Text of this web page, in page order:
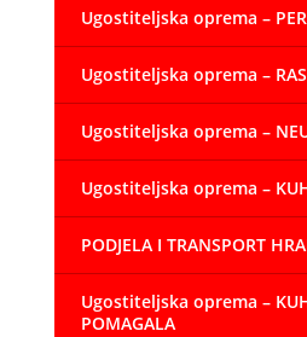
Ugostiteljska oprema –
Ugostiteljska oprema –
Ugostiteljska oprema –
Ugostiteljska oprema –
PODJELA I TRANSPORT
Ugostiteljska oprema –
POMAGALA